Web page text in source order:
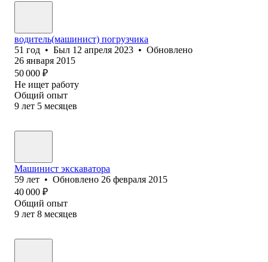
водитель(машинист) погрузчика
51 год • Был 12 апреля 2023 • Обновлено
26 января 2015
50 000 ₽
Не ищет работу
Общий опыт
9 лет 5 месяцев
Машинист экскаватора
59 лет • Обновлено 26 февраля 2015
40 000 ₽
Общий опыт
9 лет 8 месяцев